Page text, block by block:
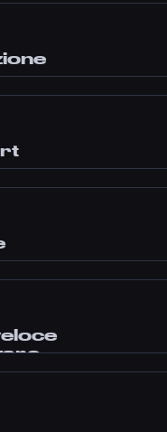
per il gaming. Il
anche durante gli attacchi.
parte delle domande
in minuti.
dal nostro SLA.
più esigenti.